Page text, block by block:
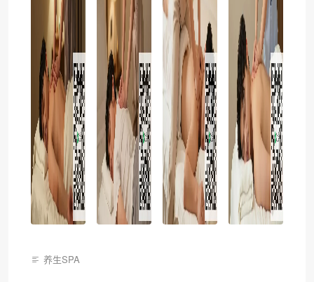
养生SPA